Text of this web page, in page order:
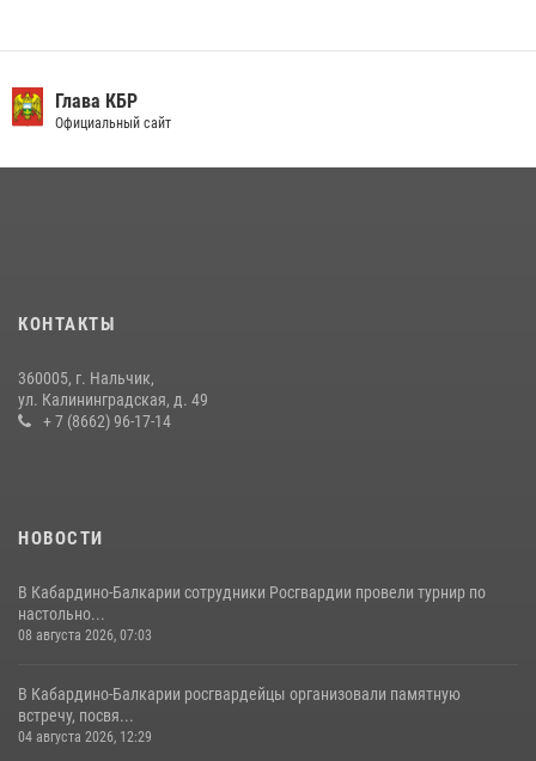
округе Росгвардии
09 июля 2026, 08:36
В Кабардино-Балкарии при силовой поддержке росгвардии
задержали группу лиц с крупной партией наркотиков
Глава КБР
Официальный сайт
КОНТАКТЫ
360005, г. Нальчик,
ул. Калининградская, д. 49
+ 7 (8662) 96-17-14
НОВОСТИ
В Кабардино-Балкарии сотрудники Росгвардии провели турнир по
настольно...
08 августа 2026, 07:03
В Кабардино-Балкарии росгвардейцы организовали памятную
встречу, посвя...
04 августа 2026, 12:29